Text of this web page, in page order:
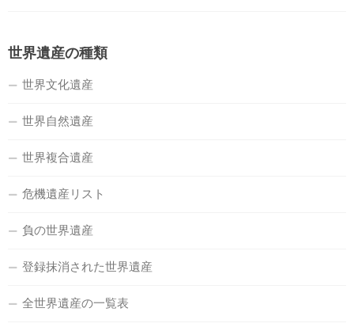
世界遺産の種類
世界文化遺産
世界自然遺産
世界複合遺産
危機遺産リスト
負の世界遺産
登録抹消された世界遺産
全世界遺産の一覧表